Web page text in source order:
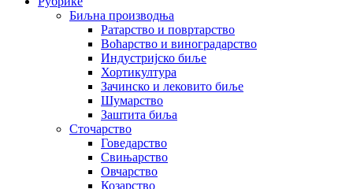
Биљна производња
Ратарство и повртарство
Воћарство и виноградарство
Индустријско биље
Хортикултура
Зачинско и лековито биље
Шумарство
Заштита биља
Сточарство
Говедарство
Свињарство
Овчарство
Козарство